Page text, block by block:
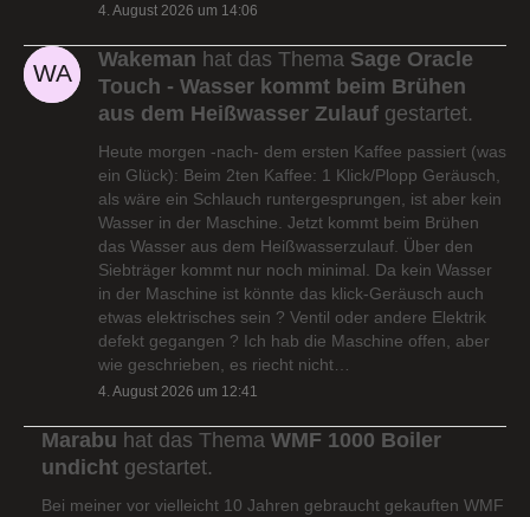
4. August 2026 um 14:06
Wakeman hat das Thema Sage Oracle
Touch - Wasser kommt beim Brühen
aus dem Heißwasser Zulauf gestartet.
Heute morgen -nach- dem ersten Kaffee passiert (was
ein Glück): Beim 2ten Kaffee: 1 Klick/Plopp Geräusch,
als wäre ein Schlauch runtergesprungen, ist aber kein
Wasser in der Maschine. Jetzt kommt beim Brühen
das Wasser aus dem Heißwasserzulauf. Über den
Siebträger kommt nur noch minimal. Da kein Wasser
in der Maschine ist könnte das klick-Geräusch auch
etwas elektrisches sein ? Ventil oder andere Elektrik
defekt gegangen ? Ich hab die Maschine offen, aber
wie geschrieben, es riecht nicht…
4. August 2026 um 12:41
Marabu hat das Thema WMF 1000 Boiler
undicht gestartet.
Bei meiner vor vielleicht 10 Jahren gebraucht gekauften WMF